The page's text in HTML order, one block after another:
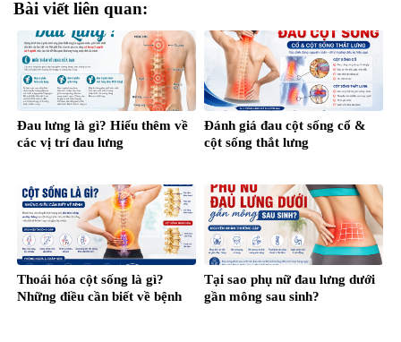
Bài viết liên quan:
Đau lưng là gì? Hiểu thêm về
các vị trí đau lưng
Đánh giá đau cột sống cổ &
cột sống thắt lưng
Thoái hóa cột sống là gì?
Những điều cần biết về bệnh
Tại sao phụ nữ đau lưng dưới
gần mông sau sinh?